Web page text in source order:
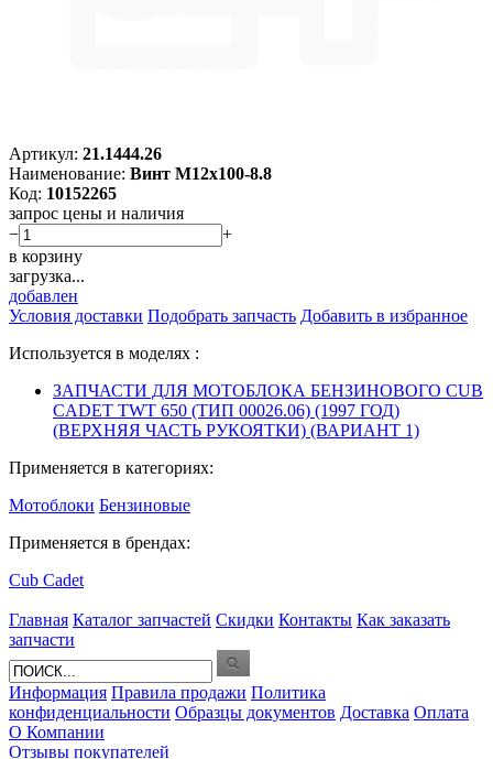
Артикул: 21.1444.26
Наименование: Винт M12х100-8.8
Код: 10152265
запрос цены и наличия
−
+
в корзину
загрузка...
добавлен
Условия доставки Подобрать запчасть Добавить в избранное
Используется в моделях :
ЗАПЧАСТИ ДЛЯ МОТОБЛОКА БЕНЗИНОВОГО CUB
CADET TWT 650 (ТИП 00026.06) (1997 ГОД)
(ВЕРХНЯЯ ЧАСТЬ РУКОЯТКИ) (ВАРИАНТ 1)
Применяется в категориях:
Мотоблоки Бензиновые
Применяется в брендах:
Cub Cadet
Главная Каталог запчастей Скидки Контакты Как заказать
запчасти
Информация Правила продажи Политика
конфиденциальности Образцы документов Доставка Оплата
О Компании
Отзывы покупателей